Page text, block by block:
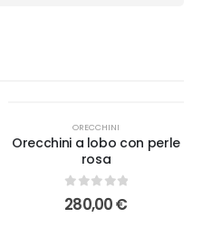
ORECCHINI
Orecchini a lobo con perle
rosa
0out of 5
280,00€